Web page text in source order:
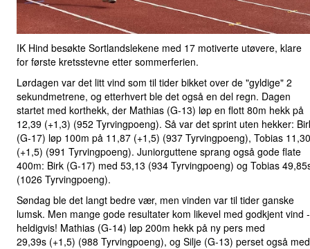
IK Hind besøkte Sortlandslekene med 17 motiverte utøvere, klare
for første kretsstevne etter sommerferien.
Lørdagen var det litt vind som til tider bikket over de "gyldige" 2
sekundmetrene, og etterhvert ble det også en del regn. Dagen
startet med korthekk, der Mathias (G-13) løp en flott 80m hekk på
12,39 (+1,3) (952 Tyrvingpoeng). Så var det sprint uten hekker:
(G-17) løp 100m på 11,87 (+1,5) (937 Tyrvingpoeng), Tobias
(+1,5) (991 Tyrvingpoeng). Juniorguttene sprang også gode flate
400m: Birk (G-17) med 53,13 (934 Tyrvingpoeng) og Tobias
(1026 Tyrvingpoeng).
Søndag ble det langt bedre vær, men vinden var til tider ganske
lumsk. Men mange gode resultater kom likevel med godkjent vind -
heldigvis! Mathias (G-14) løp 200m hekk på ny pers med
29,39s (+1,5) (988 Tyrvingpoeng), og Silje (G-13) perset også med